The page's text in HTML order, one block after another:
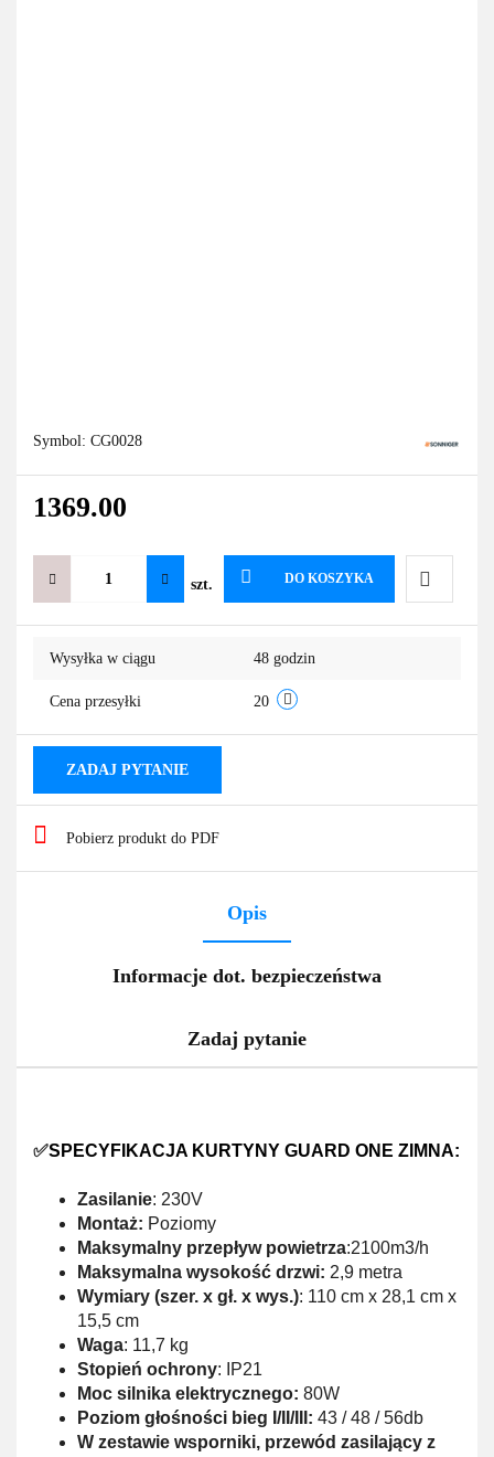
Symbol: CG0028
1369.00
szt. DO KOSZYKA
Do
Wysyłka w ciągu 48 godzin
Cena przesyłki 20
ZADAJ PYTANIE
Pobierz produkt do PDF
Opis
Informacje dot. bezpieczeństwa
Zadaj pytanie
✅SPECYFIKACJA KURTYNY GUARD ONE ZIMNA:
Zasilanie: 230V
Montaż: Poziomy
Maksymalny przepływ powietrza:2100m3/h
Maksymalna wysokość drzwi: 2,9 metra
Wymiary (szer. x gł. x wys.): 110 cm x 28,1 cm x
15,5 cm
Waga: 11,7 kg
Stopień ochrony: IP21
Moc silnika elektrycznego: 80W
Poziom głośności bieg I/II/III: 43 / 48 / 56db
W zestawie wsporniki, przewód zasilający z